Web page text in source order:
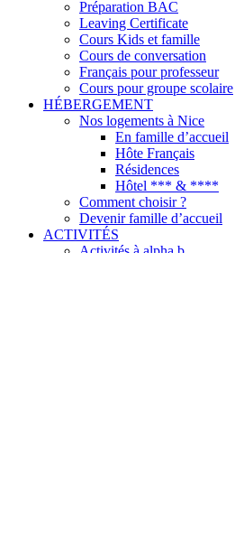
Préparation BAC
Leaving Certificate
Cours Kids et famille
Cours de conversation
Français pour professeur
Cours pour groupe scolaire
HÉBERGEMENT
Nos logements à Nice
En famille d’accueil
Hôte Français
Résidences
Hôtel *** & ****
Comment choisir ?
Devenir famille d’accueil
ACTIVITÉS
Activités à alpha.b